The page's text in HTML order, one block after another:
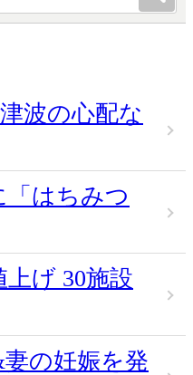
波の心配な
「はちみつ
げ 30施設
の妊娠を発